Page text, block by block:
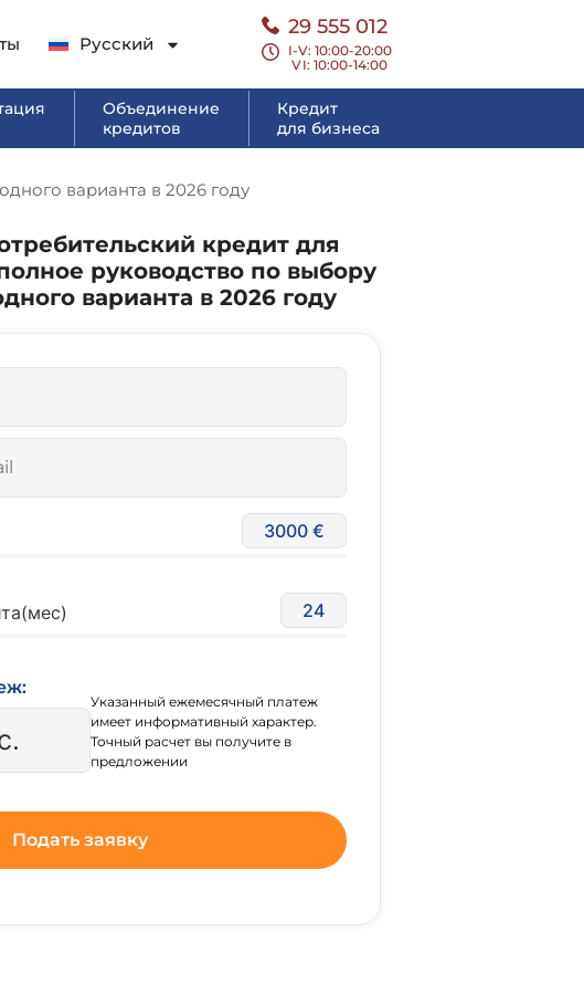
Русский
29 555 012
I-V: 10:00-20:00
VI: 10:00-14:00
Объединение
кредитов
Кредит
для бизнеса
варианта в 2026 году
кредит для
руководство по выбору
варианта в 2026 году
3000
24
Указанный ежемесячный платеж
имеет информативный характер.
Точный расчет вы получите в
предложении
Подать заявку